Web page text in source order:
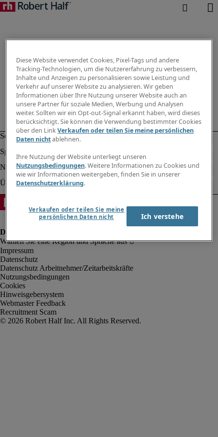
Impressum
Datenschutz
Datenschutz Arbeitnehmer/Zeitarbeitskräfte
Nutzungsbedingungen
Cookies
Hinweisgebersystem
Webmaster Feedback
Recruitment Scam
Diese Website verwendet Cookies, Pixel-Tags und andere
Tracking-Technologien, um die Nutzererfahrung zu verbessern,
Inhalte und Anzeigen zu personalisieren sowie Leistung und
Verkehr auf unserer Website zu analysieren. Wir geben
Informationen über Ihre Nutzung unserer Website auch an
unsere Partner für soziale Medien, Werbung und Analysen
weiter. Sollten wir ein Opt-out-Signal erkannt haben, wird dieses
berücksichtigt. Sie können die Verwendung bestimmter Cookies
über den LinkVerkaufen oder teilen Sie meine persönlichen
Daten nichtablehnen.
Ihre Nutzung der Website unterliegt unseren
Nutzungsbedingungen. Weitere Informationen zu Cookies und
wie wir Informationen weitergeben, finden Sie in unserer
Datenschutzerklärung.
Verkaufen oder teilen Sie meine
persönlichen Daten nicht
Ich verstehe